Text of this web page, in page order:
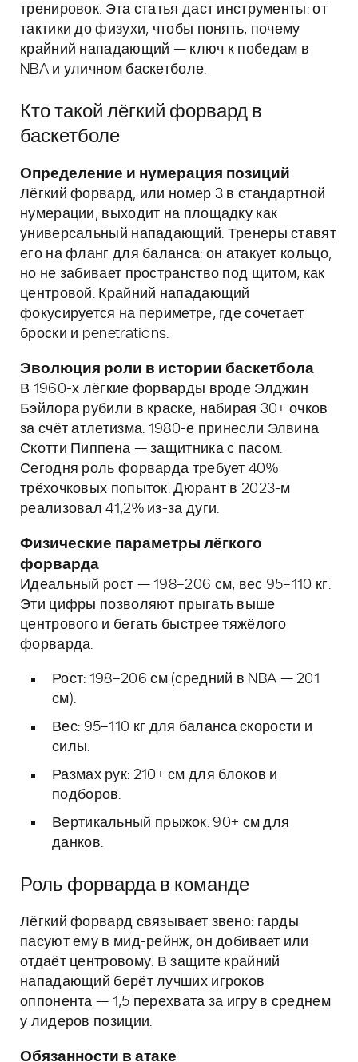
тренировок. Эта статья даст инструменты: от
тактики до физухи, чтобы понять, почему
крайний нападающий — ключ к победам в
NBA и уличном баскетболе.
Кто такой лёгкий форвард в
баскетболе
Определение и нумерация позиций
Лёгкий форвард, или номер 3 в стандартной
нумерации, выходит на площадку как
универсальный нападающий. Тренеры ставят
его на фланг для баланса: он атакует кольцо,
но не забивает пространство под щитом, как
центровой. Крайний нападающий
фокусируется на периметре, где сочетает
броски и penetrations.
Эволюция роли в истории баскетбола
В 1960-х лёгкие форварды вроде Элджин
Бэйлора рубили в краске, набирая 30+ очков
за счёт атлетизма. 1980-е принесли Элвина
Скотти Пиппена — защитника с пасом.
Сегодня роль форварда требует 40%
трёхочковых попыток: Дюрант в 2023-м
реализовал 41,2% из-за дуги.
Физические параметры лёгкого
форварда
Идеальный рост — 198–206 см, вес 95–110 кг.
Эти цифры позволяют прыгать выше
центрового и бегать быстрее тяжёлого
форварда.
Рост: 198–206 см (средний в NBA — 201
см).
Вес: 95–110 кг для баланса скорости и
силы.
Размах рук: 210+ см для блоков и
подборов.
Вертикальный прыжок: 90+ см для
данков.
Роль форварда в команде
Лёгкий форвард связывает звено: гарды
пасуют ему в мид-рейнж, он добивает или
отдаёт центровому. В защите крайний
нападающий берёт лучших игроков
оппонента — 1,5 перехвата за игру в среднем
у лидеров позиции.
Обязанности в атаке